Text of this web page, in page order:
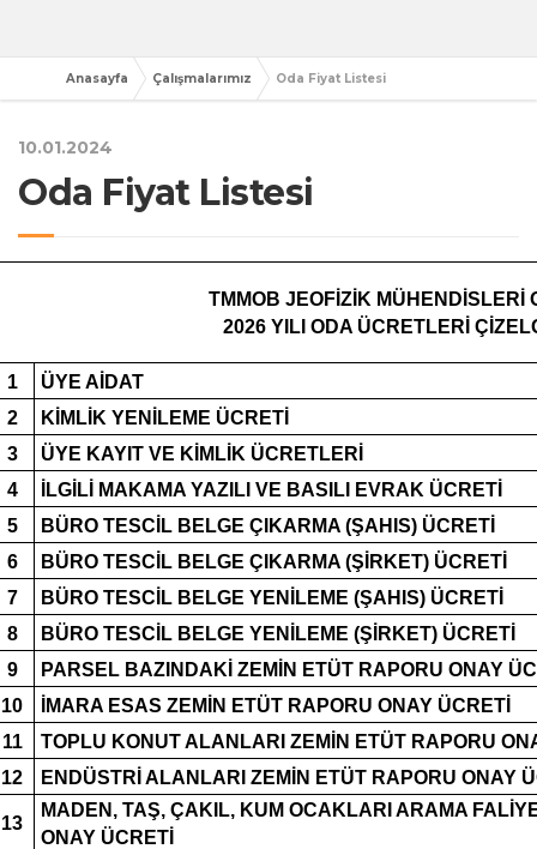
Anasayfa Çalışmalarımız Oda Fiyat Listesi
10.01.2024
Oda Fiyat Listesi
TMMOB JEOFİZİK MÜHENDİSLERİ
2026 YILI ODA ÜCRETLERİ
1
ÜYE AİDAT
2
KİMLİK YENİLEME ÜCRETİ
3
ÜYE KAYIT VE KİMLİK ÜCRETLERİ
4
İLGİLİ MAKAMA YAZILI VE BASILI EVRAK ÜCRETİ
5
BÜRO TESCİL BELGE ÇIKARMA (ŞAHIS) ÜCRETİ
6
BÜRO TESCİL BELGE ÇIKARMA (ŞİRKET) ÜCRETİ
7
BÜRO TESCİL BELGE YENİLEME (ŞAHIS) ÜCRETİ
8
BÜRO TESCİL BELGE YENİLEME (ŞİRKET) ÜCRETİ
9
PARSEL BAZINDAKİ ZEMİN ETÜT RAPORU ONAY
10
İMARA ESAS ZEMİN ETÜT RAPORU ONAY ÜCRETİ
11
TOPLU KONUT ALANLARI ZEMİN ETÜT RAPORU
12
ENDÜSTRİ ALANLARI ZEMİN ETÜT RAPORU ONAY
13
MADEN, TAŞ, ÇAKIL, KUM OCAKLARI ARAMA
ONAY ÜCRETİ